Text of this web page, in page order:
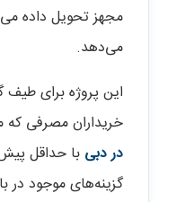
مجهز تحویل داده
می‌دهد.
این پروژه برای طیف
خریداران مصرفی که
در دبی با حداقل
گزینه‌های موجود در